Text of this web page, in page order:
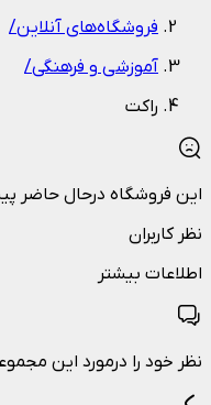
فروشگاه‌های آنلاین/
آموزشی و فرهنگی/
راکت
این فروشگاه درحال حاضر
نظر کاربران
اطلاعات بیشتر
نظر خود را درمورد این